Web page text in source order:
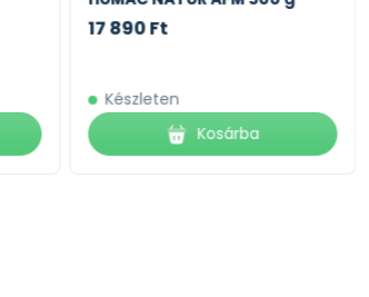
17 890 Ft
Készleten
Kosárba